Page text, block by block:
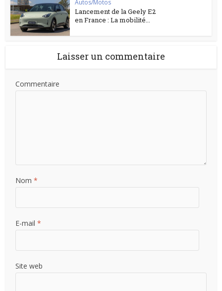
Autos/Motos
Lancement de la Geely E2
en France : La mobilité...
Laisser un commentaire
Commentaire
Nom*
E-mail*
Site web